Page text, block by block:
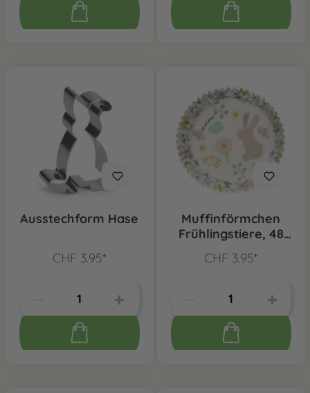
Ausstechform Hase
CHF 3.95*
Muffinförmchen
Frühlingstiere, 48
CHF 3.95*